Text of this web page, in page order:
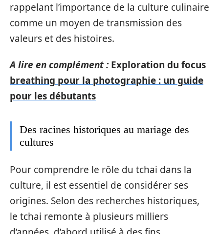
rappelant l’importance de la culture culinaire
comme un moyen de transmission des
valeurs et des histoires.
A lire en complément : Exploration du focus
breathing pour la photographie : un guide
pour les débutants
Des racines historiques au mariage des
cultures
Pour comprendre le rôle du tchai dans la
culture, il est essentiel de considérer ses
origines. Selon des recherches historiques,
le tchai remonte à plusieurs milliers